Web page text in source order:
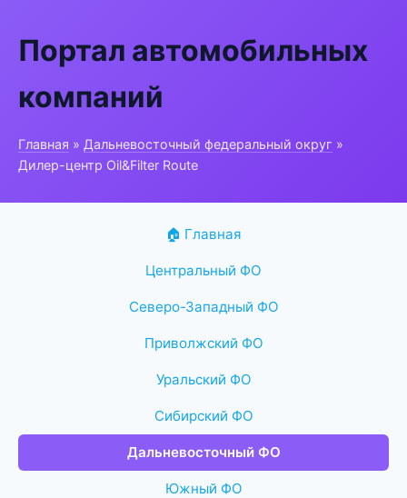
Портал автомобильных
компаний
Главная » Дальневосточный федеральный округ »
Дилер-центр Oil&Filter Route
🏠 Главная
Центральный ФО
Северо-Западный ФО
Приволжский ФО
Уральский ФО
Сибирский ФО
Дальневосточный ФО
Южный ФО